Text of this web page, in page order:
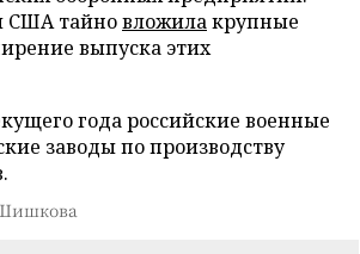
США тайновложилакрупные
выпуска этих
года российские военные
заводы по производству